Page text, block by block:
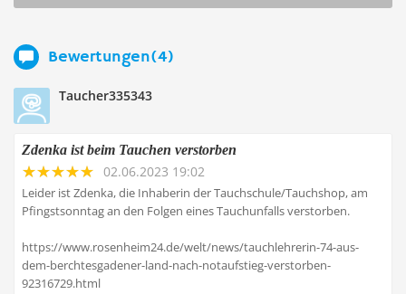
Bewertungen(4)
Taucher335343
Zdenka ist beim Tauchen verstorben
02.06.2023 19:02
Leider ist Zdenka, die Inhaberin der Tauchschule/Tauchshop, am
Pfingstsonntag an den Folgen eines Tauchunfalls verstorben.
https://www.rosenheim24.de/welt/news/tauchlehrerin-74-aus-
dem-berchtesgadener-land-nach-notaufstieg-verstorben-
92316729.html